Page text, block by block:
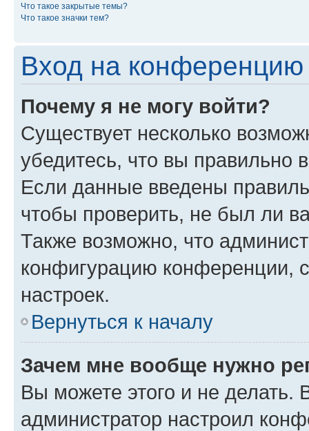
Что такое закрытые темы?
Что такое значки тем?
Вход на конференцию
Почему я не могу войти?
Существует несколько
убедитесь, что вы правильно
Если данные введены
чтобы проверить, не был ли
Также возможно, что
конфигурацию конференции,
настроек.
Вернуться к началу
Зачем мне вообще нужно
Вы можете этого и не делать.
администратор настроил